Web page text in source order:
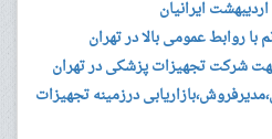
ایرانیان
با روابط عمومی بالا در تهران
شرکت تجهیزات پزشکی در تهران
درزمینه تجهیزات